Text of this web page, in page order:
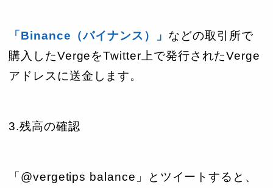
「Binance（バイナンス）」 などの取引所で
購入したVergeをTwitter上で発行されたVerge
アドレスに送金します。
3.残高の確認
「@vergetips balance」とツイートすると、